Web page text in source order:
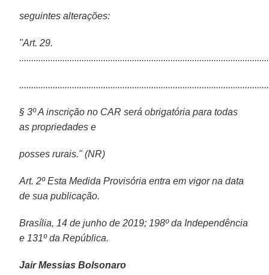
seguintes alterações:
"Art. 29.
§ 3º A inscrição no CAR será obrigatória para todas
as propriedades e
posses rurais." (NR)
Art. 2º Esta Medida Provisória entra em vigor na data
de sua publicação.
Brasília, 14 de junho de 2019; 198º da Independência
e 131º daRepública.
Jair Messias Bolsonaro